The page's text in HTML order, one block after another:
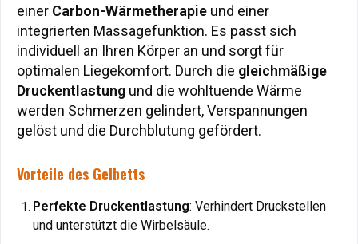
einer Carbon-Wärmetherapie und einer
integrierten Massagefunktion. Es passt sich
individuell an Ihren Körper an und sorgt für
optimalen Liegekomfort. Durch die gleichmäßige
Druckentlastung und die wohltuende Wärme
werden Schmerzen gelindert, Verspannungen
gelöst und die Durchblutung gefördert.
Vorteile des Gelbetts
Perfekte Druckentlastung: Verhindert Druckstellen
und unterstützt die Wirbelsäule.
einer Carbon-Wärmetherapie und einer
integrierten Massagefunktion. Es passt sich
individuell an Ihren Körper an und sorgt für
optimalen Liegekomfort. Durch die gleichmäßige
Druckentlastung und die wohltuende Wärme
werden Schmerzen gelindert, Verspannungen
gelöst und die Durchblutung gefördert.
Vorteile des Gelbetts
Perfekte Druckentlastung: Verhindert Druckstellen
und unterstützt die Wirbelsäule.